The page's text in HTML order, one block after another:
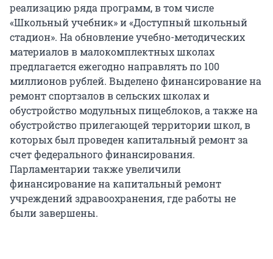
реализацию ряда программ, в том числе
«Школьный учебник» и «Доступный школьный
стадион». На обновление учебно-методических
материалов в малокомплектных школах
предлагается ежегодно направлять по 100
миллионов рублей. Выделено финансирование на
ремонт спортзалов в сельских школах и
обустройство модульных пищеблоков, а также на
обустройство прилегающей территории школ, в
которых был проведен капитальный ремонт за
счет федерального финансирования.
Парламентарии также увеличили
финансирование на капитальный ремонт
учреждений здравоохранения, где работы не
были завершены.